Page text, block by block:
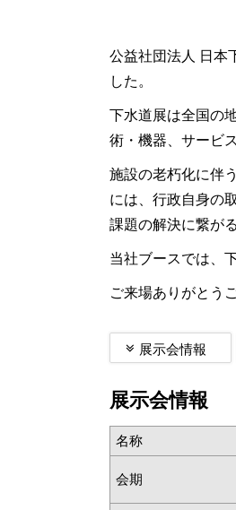
公益社団法人 日本
した。
下水道展は全国の
術・機器、サービ
施設の老朽化に伴
には、行政自身の
課題の解決に繋が
当社ブースでは、
ご来場ありがとう
展示会情報
展示会情報
名称
会期